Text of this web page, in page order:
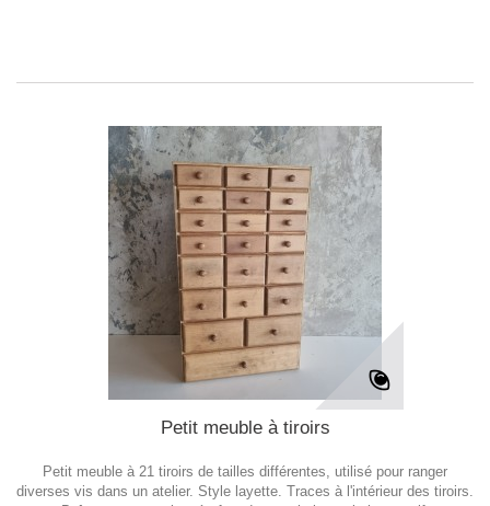
Petit meuble à tiroirs
Petit meuble à 21 tiroirs de tailles différentes, utilisé pour ranger
diverses vis dans un atelier. Style layette. Traces à l'intérieur des tiroirs.